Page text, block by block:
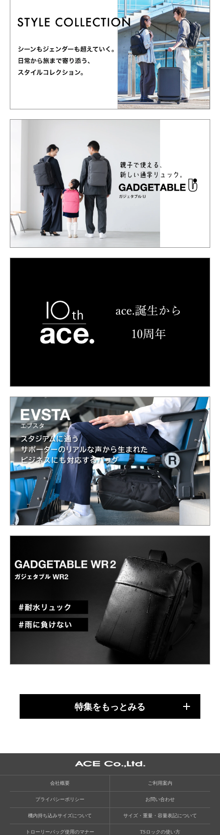
特集をもっとみる
会社概要 ご利用案内
プライバシーポリシー お問い合わせ
機内持ち込みサイズについて サイズ・重量・容量表記について
トローリーバッグ使用のマナー TSロックの使い方